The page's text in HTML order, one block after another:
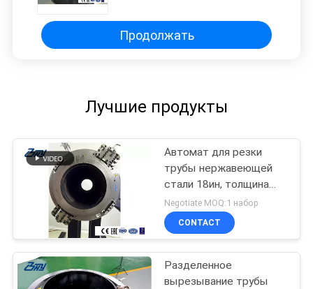
Продолжать
Лучшие продукты
Автомат для резки
трубы нержавеющей
стали 18ин, толщина
стены 30мм,
вырезывание &
скашивать
Negotiate MOQ:1 набор
CONTACT
Разделенное
вырезывание трубы